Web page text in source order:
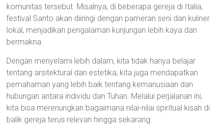
komunitas tersebut. Misalnya, di beberapa gereja di Italia,
festival Santo akan diiringi dengan pameran seni dan kuliner
lokal, menjadikan pengalaman kunjungan lebih kaya dan
bermakna.
Dengan menyelami lebih dalam, kita tidak hanya belajar
tentang arsitektural dan estetika; kita juga mendapatkan
pemahaman yang lebih baik tentang kemanusiaan dan
hubungan antara individu dan Tuhan. Melalui perjalanan ini,
kita bisa merenungkan bagaimana nilai-nilai spiritual kisah di
balik gereja terus relevan hingga sekarang.